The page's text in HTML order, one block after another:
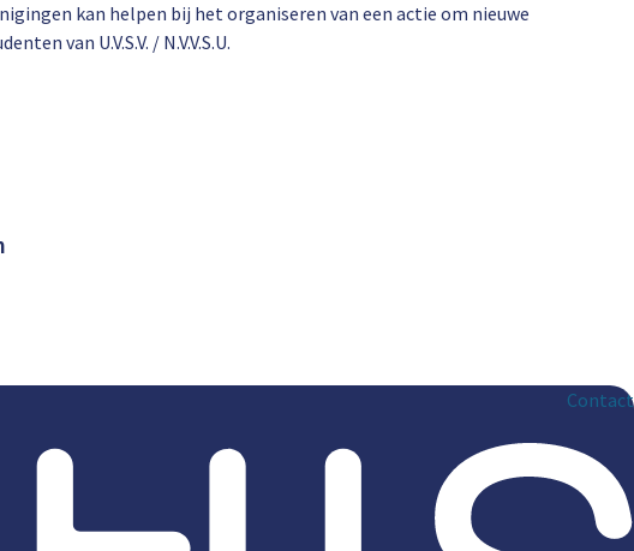
kan helpen bij het organiseren van een actie om nieuwe
van U.V.S.V. / N.V.V.S.U.
Contact